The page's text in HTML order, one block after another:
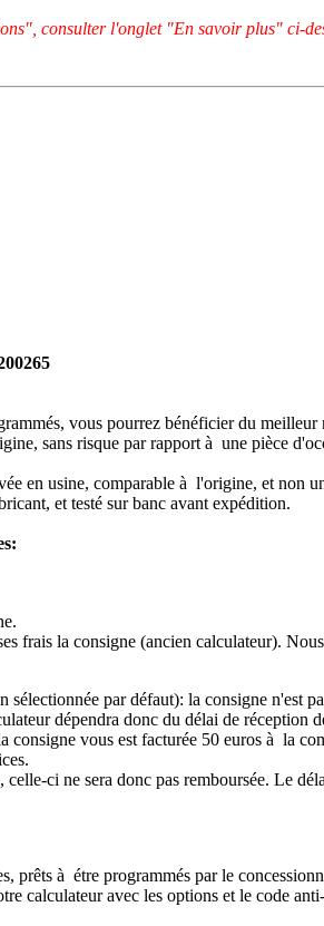
consulter l'onglet "En savoir plus" ci-
vous pourrez bénéficier du
sans risque par rapport à une pièce
en usine, comparable à l'origine, et non
et testé sur banc avant expédition.
frais la consigne (ancien calculateur).
sélectionnée par défaut): la consigne n'est
dépendra donc du délai de réception
consigne vous est facturée 50 euros à la
ci ne sera donc pas remboursée. Le
prêts à étre programmés par le
calculateur avec les options et le code